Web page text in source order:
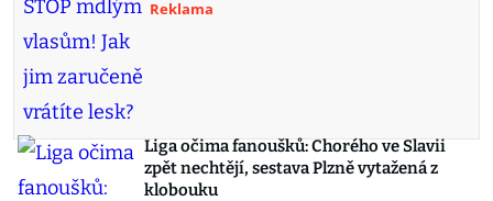
Reklama
Liga očima fanoušků: Chorého ve Slavii
zpět nechtějí, sestava Plzně vytažená z
klobouku